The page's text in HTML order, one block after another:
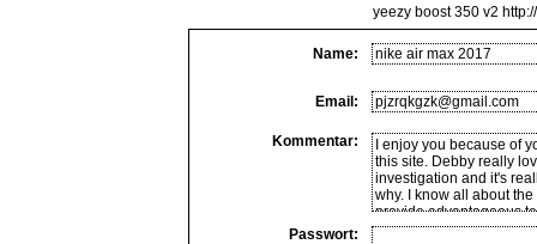
yeezy boost 350 v2
Name:
Email:
Kommentar:
Passwort: